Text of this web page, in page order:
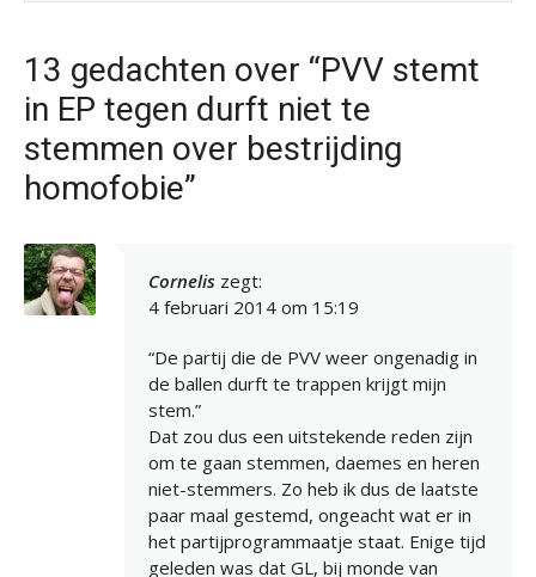
13 gedachten over “PVV stemt
in EP tegen durft niet te
stemmen over bestrijding
homofobie”
Cornelis zegt:
4 februari 2014 om 15:19
“De partij die de PVV weer ongenadig in
de ballen durft te trappen krijgt mijn
stem.”
Dat zou dus een uitstekende reden zijn
om te gaan stemmen, daemes en heren
niet-stemmers. Zo heb ik dus de laatste
paar maal gestemd, ongeacht wat er in
het partijprogrammaatje staat. Enige tijd
geleden was dat GL, bij monde van